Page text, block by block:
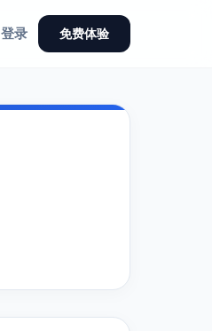
登录 免费体验